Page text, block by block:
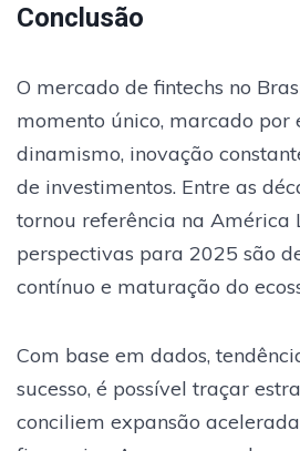
Conclusão
O mercado de fintechs no
momento único, marcado por
dinamismo, inovação
de investimentos. Entre as
tornou referência na América
perspectivas para 2025 são
contínuo e maturação do
Com base em dados,
sucesso, é possível traçar
conciliem expansão